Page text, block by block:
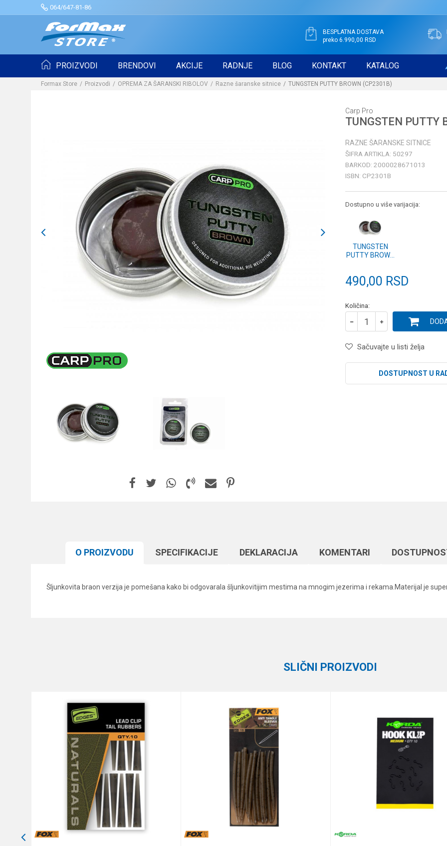
064/647-81-86
BESPLATNA DOSTAVA
preko 6.990,00 RSD
PROIZVODI BRENDOVI AKCIJE RADNJE BLOG KONTAKT KATALOG
Formax Store Proizvodi OPREMA ZA ŠARANSKI RIBOLOV Razne šaranske sitnice TUNGSTEN PUTTY BROWN (CP2301B)
Carp Pro
TUNGSTEN PUTTY
RAZNE ŠARANSKE SITNICE
ŠIFRA ARTIKLA: 50297
BARKOD: 2000028671013
ISBN: CP2301B
Dostupno u više varijacija:
TUNGSTEN
PUTTY BROWN
490,00 RSD
Količina:
Sačuvajte u listi želja
DOSTUPNOST U
O PROIZVODU SPECIFIKACIJЕ DEKLARACIJA KOMENTARI
Šljunkovita braon verzija je pomešana kako bi odgovarala šljunkovitijim mestima na mnogim jezerima i rekama.Materijal je
Anti-spam zaštita - izračunajte koliko je 9 - 4 :
SLIČNI PROIZVODI